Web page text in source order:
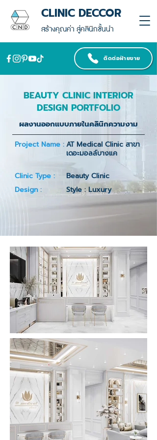
สร้างคุณค่า สู่คลินิกชั้นนำ
CLINIC DECCOR
ติดต่อฝ่ายขาย
BEAUTY CLINIC INTERIOR
DESIGN PORTFOLIO
ผลงานออกแบบภายในคลินิกความงาม
Project Name :AT Medical Clinic สาขา
เดอะมอลล์บางแค
Clinic Type :
Beauty Clinic
Design :
Style : Luxury